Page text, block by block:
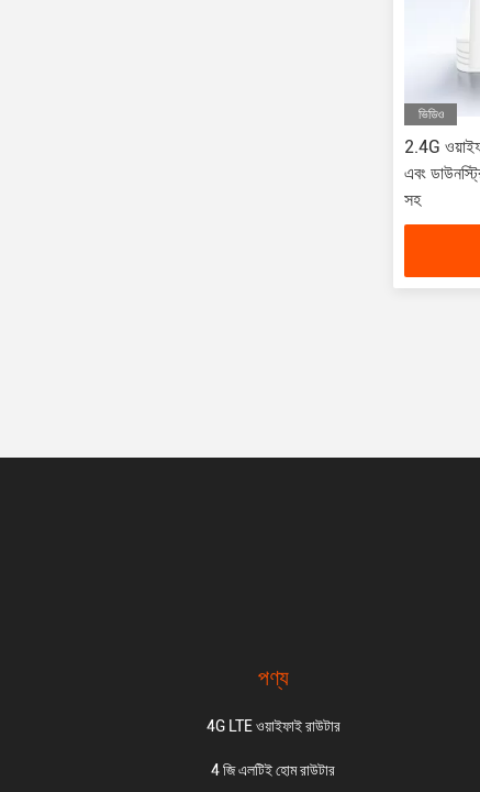
ভিডিও
2.4G
এবং
সহ
পণ্য
4G LTE ওয়াইফাই রাউটার
4 জি এলটিই হোম রাউটার